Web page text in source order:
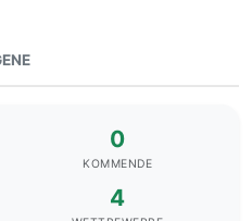
0
KOMMENDE
4